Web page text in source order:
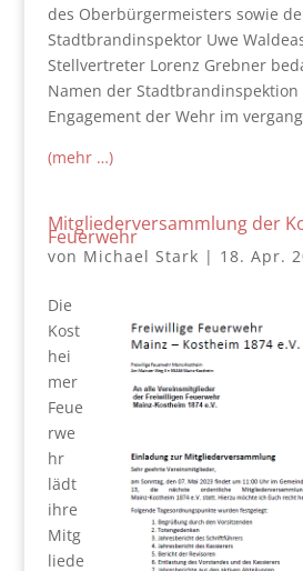
des Oberbürgermeisters sowie
Stadtbrandinspektor Uwe
Stellvertreter Lorenz Grebner
Namen der Stadtbrandinspektion
Engagement der Wehr im
(mehr …)
Mitgliederversammlung der
Feuerwehr
von Michael Stark | 18. Apr.
Die
Kost
hei
mer
Feue
rwe
hr
lädt
ihre
Mitg
liede